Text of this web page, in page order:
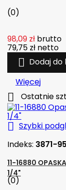
(0)
98,09 zł brutto
79,75 zł netto
 Dodaj do
Więcej
 Ostatnie
 Szybki
Indeks: 3871-
11-16880
1/4"
(0)